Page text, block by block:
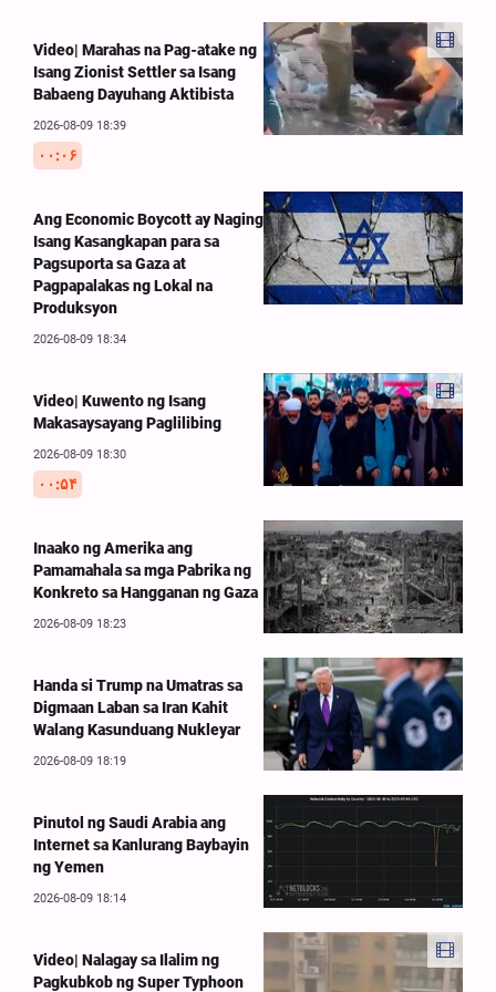
Video| Marahas na Pag-atake ng
Isang Zionist Settler sa Isang
Babaeng Dayuhang Aktibista
2026-08-09 18:39
۰۰:۰۶
Ang Economic Boycott ay Naging
Isang Kasangkapan para sa
Pagsuporta sa Gaza at
Pagpapalakas ng Lokal na
Produksyon
2026-08-09 18:34
Video| Kuwento ng Isang
Makasaysayang Paglilibing
2026-08-09 18:30
۰۰:۵۴
Inaako ng Amerika ang
Pamamahala sa mga Pabrika ng
Konkreto sa Hangganan ng Gaza
2026-08-09 18:23
Handa si Trump na Umatras sa
Digmaan Laban sa Iran Kahit
Walang Kasunduang Nukleyar
2026-08-09 18:19
Pinutol ng Saudi Arabia ang
Internet sa Kanlurang Baybayin
ng Yemen
2026-08-09 18:14
Video| Nalagay sa Ilalim ng
Pagkubkob ng Super Typhoon